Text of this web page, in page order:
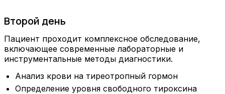
Второй день
Пациент проходит комплексное обследование,
включающее современные лабораторные и
инструментальные методы диагностики.
Анализ крови на тиреотропный гормон
Определение уровня свободного тироксина